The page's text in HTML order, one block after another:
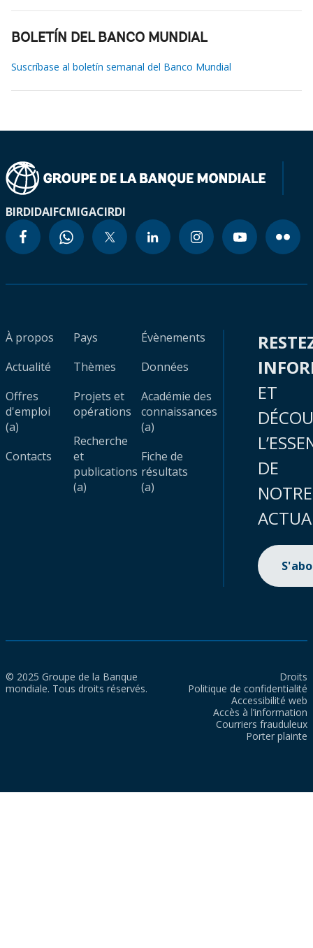
BOLETÍN DEL BANCO MUNDIAL
Suscríbase al boletín semanal del Banco Mundial
BIRDIDAIFCMIGACIRDI
À propos
Actualité
Offres
d'emploi
(a)
Contacts
Pays
Thèmes
Projets et
opérations
Recherche
et
publications
(a)
Évènements
Données
Académie des
connaissances
(a)
Fiche de
résultats
(a)
ET
DE
NOTRE
© 2025 Groupe de la Banque
mondiale. Tous droits réservés.
Droits
Politique de confidentialité
Accessibilité web
Accès à l’information
Courriers frauduleux
Porter plainte